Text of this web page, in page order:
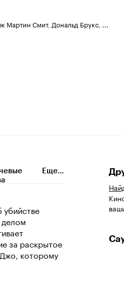
Мартин Смит, Дональд Брукс, ...
Еще...
за раскрытое
которому